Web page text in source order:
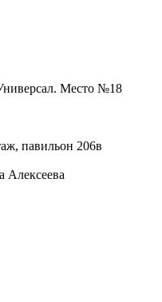
Место №18
павильон 206в
Алексеева